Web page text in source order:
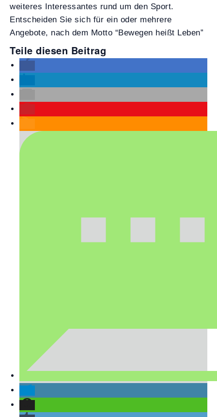
weiteres Interessantes rund um den Sport.
Entscheiden Sie sich für ein oder mehrere
Angebote, nach dem Motto “Bewegen heißt Leben”
Teile diesen Beitrag